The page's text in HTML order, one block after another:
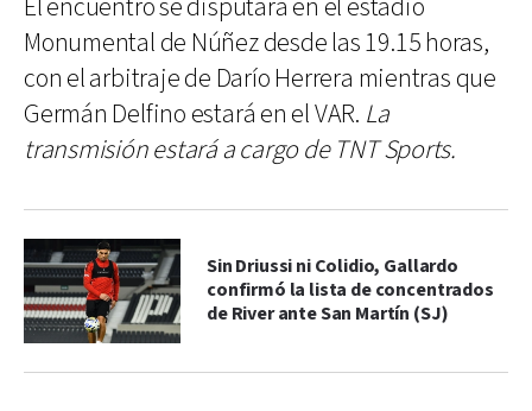
El encuentro se disputará en el estadio
Monumental de Núñez desde las 19.15 horas,
con el arbitraje de Darío Herrera mientras que
Germán Delfino estará en el VAR. La
transmisión estará a cargo de TNT Sports.
Sin Driussi ni Colidio, Gallardo
confirmó la lista de concentrados
de River ante San Martín (SJ)